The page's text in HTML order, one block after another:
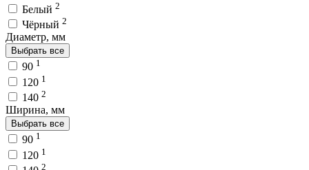
Белый 2
Чёрный 2
Диаметр, мм
Выбрать все
90 1
120 1
140 2
Ширина, мм
Выбрать все
90 1
120 1
2